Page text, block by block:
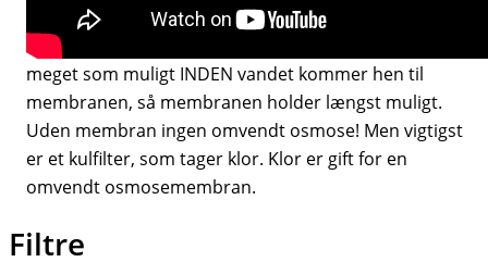
Membranen er dyrest, så man forsøger at filtrere så
meget som muligt INDEN vandet kommer hen til
membranen, så membranen holder længst muligt.
Uden membran ingen omvendt osmose! Men vigtigst
er et kulfilter, som tager klor. Klor er gift for en
omvendt osmosemembran.
Filtre